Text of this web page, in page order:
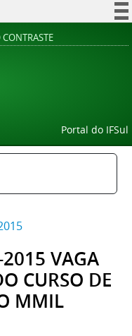
Portal do IFSul
VAGA
CURSO DE
MMIL